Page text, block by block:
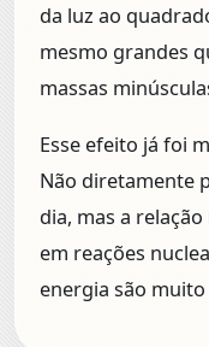
da luz ao
mesmo grandes
massas
Esse efeito já foi
Não diretamente
dia, mas a
em reações
energia são